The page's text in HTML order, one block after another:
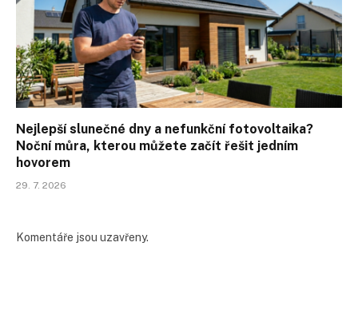
Nejlepší slunečné dny a nefunkční fotovoltaika?
Noční můra, kterou můžete začít řešit jedním
hovorem
29. 7. 2026
Komentáře jsou uzavřeny.